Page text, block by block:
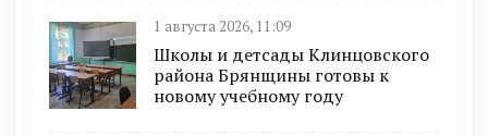
1 августа 2026, 11:09
Школы и детсады Клинцовского
района Брянщины готовы к
новому учебному году